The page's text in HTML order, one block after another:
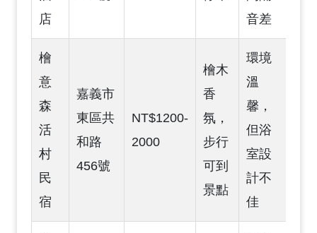
店
音差
檜
意
森
活
村
民
宿
嘉義市
東區共
和路
456號
NT$1200-
2000
檜木
香
氛，
步行
可到
景點
環境
溫
馨，
但浴
室設
計不
佳